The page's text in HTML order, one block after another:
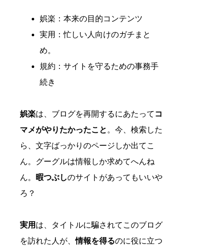
娯楽：本来の目的コンテンツ
実用：忙しい人向けのガチまと
め。
規約：サイトを守るための事務手
続き
娯楽は、ブログを再開するにあたって コ
マメがやりたかったこと 。今、検索した
ら、文字ばっかりのページしか出てこ
ん。グーグルは情報しか求めてへんね
ん。
暇つぶしのサイトがあってもいいや
ろ？
実用 は、タイトルに騙されてこのブログ
を訪れた人が、情報を得るのに役に立つ